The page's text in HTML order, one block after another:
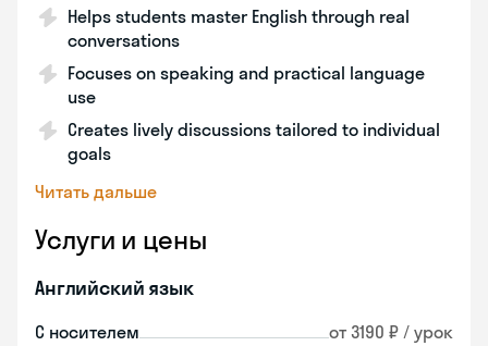
Helps students master English through real
conversations
Focuses on speaking and practical language
use
Creates lively discussions tailored to individual
goals
Читать дальше
Услуги и цены
Английский язык
С носителем от 3190 ₽ / урок